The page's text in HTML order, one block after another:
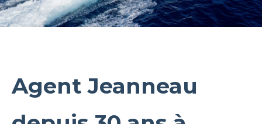
Agent Jeanneau